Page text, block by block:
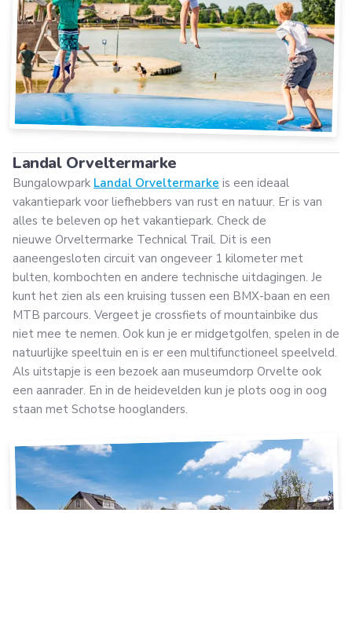
Landal Orveltermarke
Bungalowpark Landal Orveltermarke is een ideaal
vakantiepark voor liefhebbers van rust en natuur. Er is van
alles te beleven op het vakantiepark. Check de
nieuwe Orveltermarke Technical Trail. Dit is een
aaneengesloten circuit van ongeveer 1 kilometer met
bulten, kombochten en andere technische uitdagingen. Je
kunt het zien als een kruising tussen een BMX-baan en een
MTB parcours. Vergeet je crossfiets of mountainbike dus
niet mee te nemen. Ook kun je er midgetgolfen, spelen in de
natuurlijke speeltuin en is er een multifunctioneel speelveld.
Als uitstapje is een bezoek aan museumdorp Orvelte ook
een aanrader. En in de heidevelden kun je plots oog in oog
staan met Schotse hooglanders.